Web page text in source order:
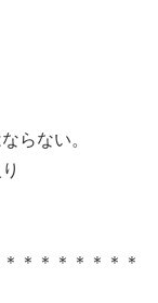
らない。
＊＊＊＊＊＊＊